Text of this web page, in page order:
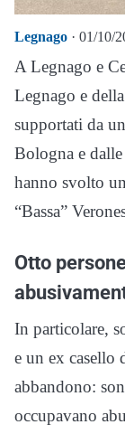
Legnago · 01/10/
A Legnago e
Legnago e
supportati da
Bologna e
hanno svolto
“Bassa”
Otto
In particolare,
e un ex casello
abbandono:
occupavano